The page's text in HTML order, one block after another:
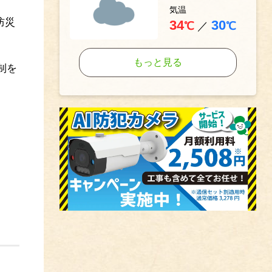
災
を
気温
34℃／ 30℃
もっと見る